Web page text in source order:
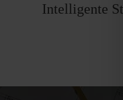
Intelligente